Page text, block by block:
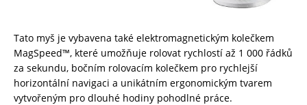
Tato myš je vybavena také elektromagnetickým kolečkem
MagSpeed™, které umožňuje rolovat rychlostí až 1 000 řádků
za sekundu, bočním rolovacím kolečkem pro rychlejší
horizontální navigaci a unikátním ergonomickým tvarem
vytvořeným pro dlouhé hodiny pohodlné práce.